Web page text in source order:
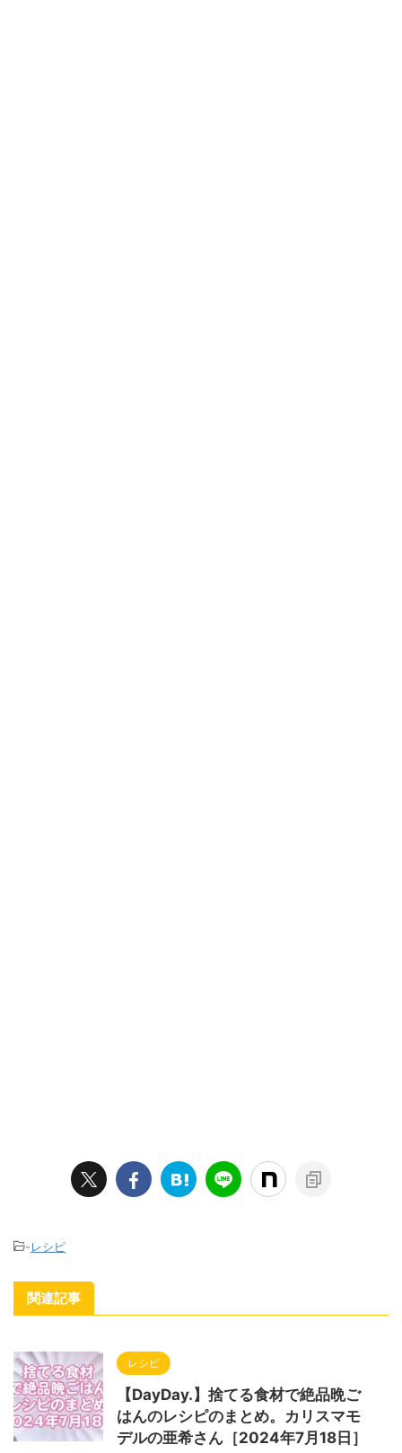
-レシピ
関連記事
レシピ
【DayDay.】捨てる食材で絶品晩ご
はんのレシピのまとめ。カリスマモ
デルの亜希さん［2024年7月18日］